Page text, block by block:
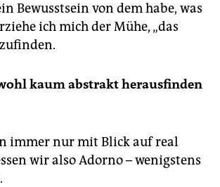
Bewusstsein von dem habe, was
ich mich der Mühe, „das
kaum abstrakt herausfinden
immer nur mit Blick auf real
wir also Adorno – wenigstens